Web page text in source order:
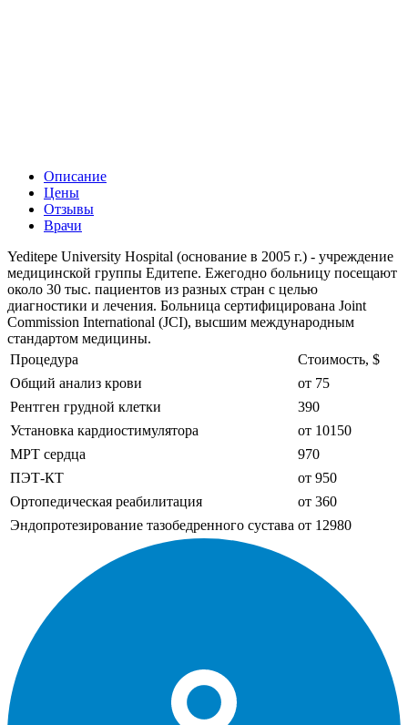
Описание
Цены
Отзывы
Врачи
Yeditepe University Hospital (основание в 2005 г.) - учреждение
медицинской группы Едитепе. Ежегодно больницу посещают
около 30 тыс. пациентов из разных стран с целью
диагностики и лечения. Больница сертифицирована Joint
Commission International (JCI), высшим международным
стандартом медицины.
Процедура
Стоимость, $
Общий анализ крови
от 75
Рентген грудной клетки
390
Установка кардиостимулятора
от 10150
МРТ сердца
970
ПЭТ-КТ
от 950
Ортопедическая реабилитация
от 360
Эндопротезирование тазобедренного сустава от 12980